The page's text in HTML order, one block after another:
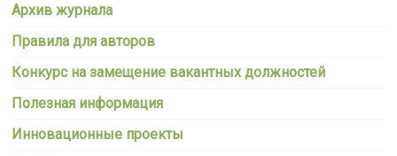
Архив журнала
Правила для авторов
Конкурс на замещение вакантных должностей
Полезная информация
Инновационные проекты